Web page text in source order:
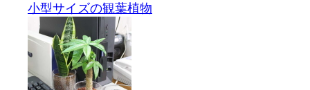
小型サイズの観葉植物